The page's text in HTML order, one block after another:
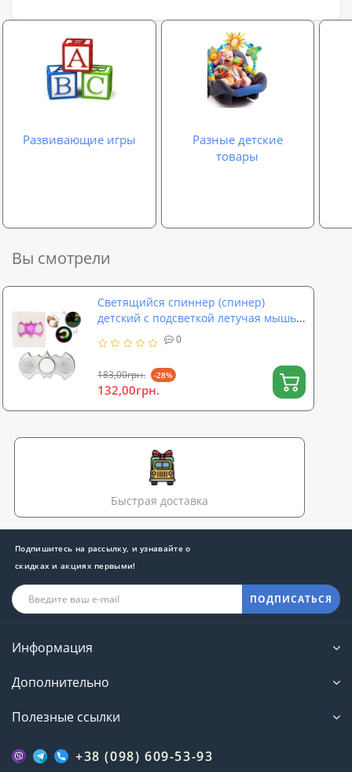
Развивающие игры
Разные детские
товары
Вы смотрели
Светящийся спиннер (спинер)
детский с подсветкой летучая мышь
7.5см Profi (MK 1566)
0
183,00грн. -28%
132,00грн.
Быстрая доставка
Подпишитесь на рассылку, и узнавайте о
скидках и акциях первыми!
ПОДПИСАТЬСЯ
Информация
Дополнительно
Полезные ссылки
+38 (098) 609-53-93